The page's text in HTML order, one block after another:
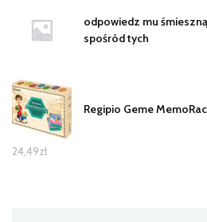
odpowiedz mu
spośród tych
Regipio Geme
24,49zł